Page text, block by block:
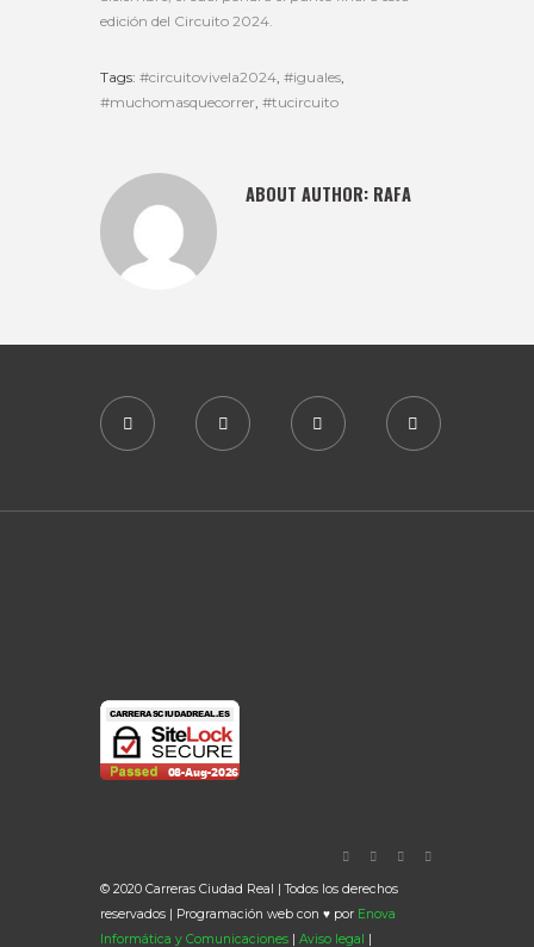
edición del Circuito 2024.
Tags: #circuitovivela2024, #iguales,
#muchomasquecorrer, #tucircuito
ABOUT AUTHOR: RAFA
© 2020 Carreras Ciudad Real | Todos los derechos
reservados | Programación web con ♥ por Enova
Informática y Comunicaciones
Aviso legal